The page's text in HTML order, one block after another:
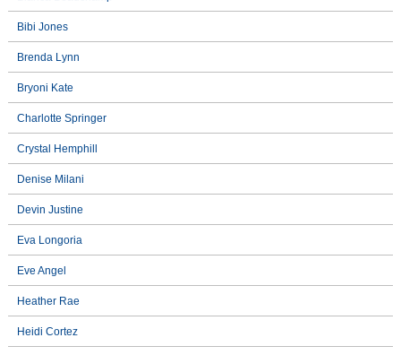
Bibi Jones
Brenda Lynn
Bryoni Kate
Charlotte Springer
Crystal Hemphill
Denise Milani
Devin Justine
Eva Longoria
Eve Angel
Heather Rae
Heidi Cortez